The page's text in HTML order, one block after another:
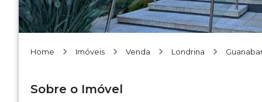
Home Imóveis Venda Londrina
Sobre o Imóvel